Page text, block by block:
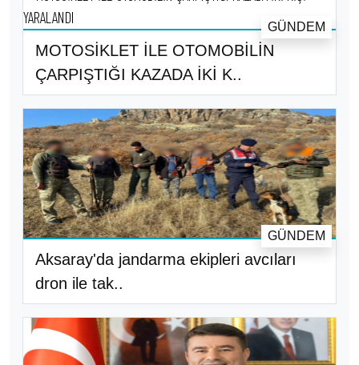
MOTOSİKLET İLE OTOMOBİLİN
ÇARPIŞTIĞI KAZADA İKİ K..
GÜNDEM
Aksaray'da jandarma ekipleri avcıları
dron ile tak..
GÜNDEM